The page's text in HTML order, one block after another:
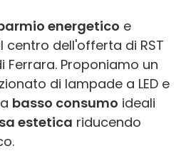
energetico e
centro dell'offerta di RST
Ferrara. Proponiamo un
di lampade a LED e
basso consumo ideali
estetica riducendo